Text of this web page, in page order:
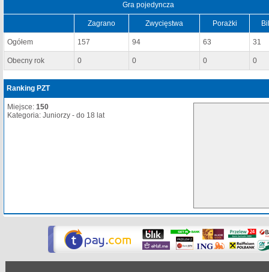
Gra pojedyncza
Zagrano Zwycięstwa Porażki
Ogółem 157 94 63 31
Obecny rok 0 0 0 0
Ranking PZT
Miejsce: 150
Kategoria: Juniorzy - do 18 lat